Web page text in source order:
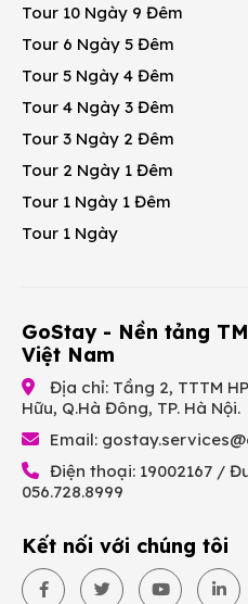
Tour 10 Ngày 9 Đêm
Tour 6 Ngày 5 Đêm
Tour 5 Ngày 4 Đêm
Tour 4 Ngày 3 Đêm
Tour 3 Ngày 2 Đêm
Tour 2 Ngày 1 Đêm
Tour 1 Ngày 1 Đêm
Tour 1 Ngày
GoStay - Nền tảng
Việt Nam
Địa chỉ: Tầng 2, TTTM
Hữu, Q.Hà Đông, TP. Hà Nội.
Email:
Điện thoại: 19002167 /
056.728.8999
Kết nối với chúng tôi